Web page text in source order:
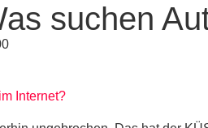
suchen